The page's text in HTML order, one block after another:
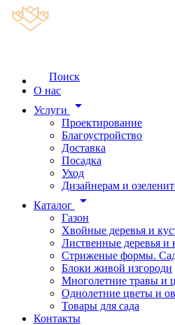
Поиск
О нас
Услуги
arrow_drop_down
Проектирование
Благоустройство
Доставка
Посадка
Уход
Дизайнерам и
Каталог
arrow_drop_down
Газон
Хвойные деревья и
Лиственные деревья и
Стриженые формы.
Блоки живой изгороди
Многолетние травы и
Однолетние цветы и
Товары для сада
Контакты